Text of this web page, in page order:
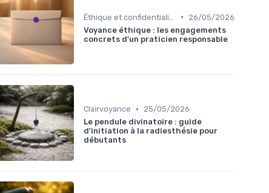
•
26/05/2026
Voyance éthique : les engagements
concrets d'un praticien responsable
Clairvoyance •
25/05/2026
Le pendule divinatoire : guide
d'initiation à la radiesthésie pour
débutants